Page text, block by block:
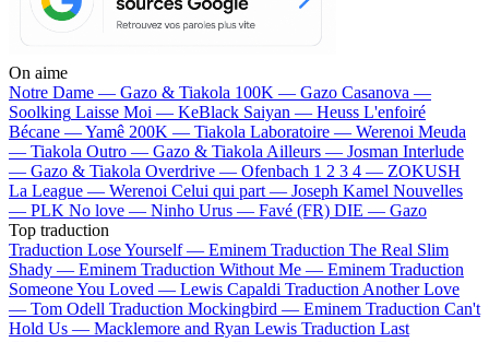
On aime
Notre Dame — Gazo & Tiakola 100K — Gazo Casanova —
Soolking Laisse Moi — KeBlack Saiyan — Heuss L'enfoiré
Bécane —Yamê 200K — Tiakola Laboratoire — Werenoi Meuda
— Tiakola Outro — Gazo & Tiakola Ailleurs — Josman Interlude
— Gazo & Tiakola Overdrive — Ofenbach 1 2 3 4 — ZOKUSH
La League — Werenoi Celui qui part — Joseph Kamel Nouvelles
— PLK No love — Ninho Urus — Favé (FR) DIE — Gazo
Top traduction
Traduction Lose Yourself — Eminem Traduction The Real Slim
Shady — Eminem Traduction Without Me — Eminem Traduction
Someone You Loved — Lewis Capaldi Traduction Another Love
— Tom Odell Traduction Mockingbird — Eminem Traduction Can't
Hold Us — Macklemore and Ryan Lewis Traduction Last